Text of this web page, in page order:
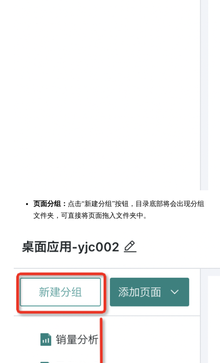
页面分组： 点击“新建分组”按钮，目录底部将会出现分组
文件夹，可直接将页面拖入文件夹中。